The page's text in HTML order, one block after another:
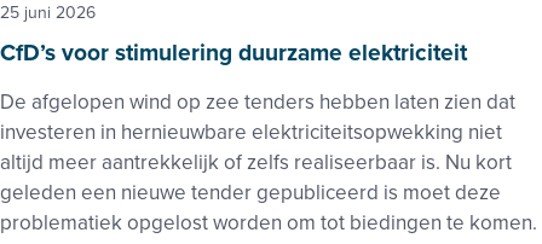
CfD’s voor stimulering duurzame elektriciteit
De afgelopen wind op zee tenders hebben laten zien dat
investeren in hernieuwbare elektriciteitsopwekking niet
altijd meer aantrekkelijk of zelfs realiseerbaar is. Nu kort
geleden een nieuwe tender gepubliceerd is moet deze
problematiek opgelost worden om tot biedingen te komen.
25 juni 2026